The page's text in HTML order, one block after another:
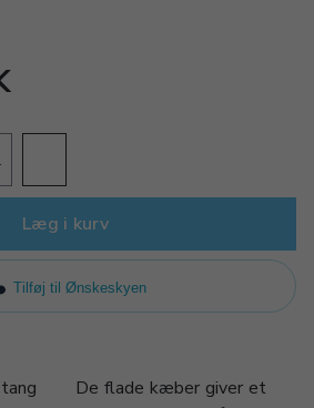
Læg i kurv
Tilføj til Ønskeskyen
De flade kæber giver et